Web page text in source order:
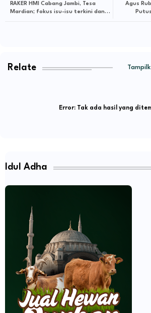
Agus
RAKER HMI Cabang Jambi, Tesa
Mardian; fokus isu-isu terkini dan
Relate
Error:Tak ada hasil yang
Idul Adha